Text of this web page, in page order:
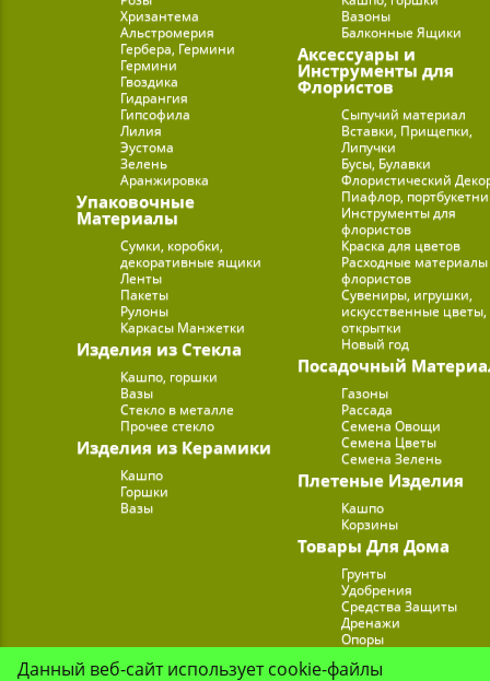
Хризантема
Альстромерия
Гербера, Гермини
Гермини
Гвоздика
Гидрангия
Гипсофила
Лилия
Эустома
Зелень
Аранжировка
Упаковочные
Материалы
Сумки, коробки,
декоративные ящики
Ленты
Пакеты
Рулоны
Каркасы Манжетки
Изделия из Стекла
Кашпо, горшки
Вазы
Стекло в металле
Прочее стекло
Изделия из Керамики
Кашпо
Горшки
Вазы
Вазоны
Балконные Ящики
Аксессуары и
Инструменты для
Флористов
Сыпучий материал
Вставки, Прищепки,
Липучки
Бусы, Булавки
Флористический
Пиафлор,
Инструменты для
флористов
Краска для цветов
Расходные
флористов
Сувениры, игрушки,
искусственные цветы,
открытки
Новый год
Посадочный
Газоны
Рассада
Семена Овощи
Семена Цветы
Семена Зелень
Плетеные Изделия
Кашпо
Корзины
Товары Для Дома
Грунты
Удобрения
Средства Защиты
Дренажи
Опоры
Подставки для Цветов
Данный веб-сайт использует cookie-файлы